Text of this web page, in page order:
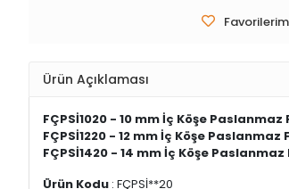
Ürün Açıklaması
FÇPSİ1020 - 10 mm İç Köşe
FÇPSİ1220 - 12 mm İç Köşe
FÇPSİ1420 - 14 mm İç Köşe
Ürün Kodu : FÇPSİ**20